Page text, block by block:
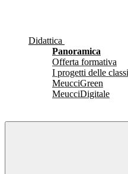
Didattica
Panoramica
Offerta formativa
I progetti delle classi
MeucciGreen
MeucciDigitale